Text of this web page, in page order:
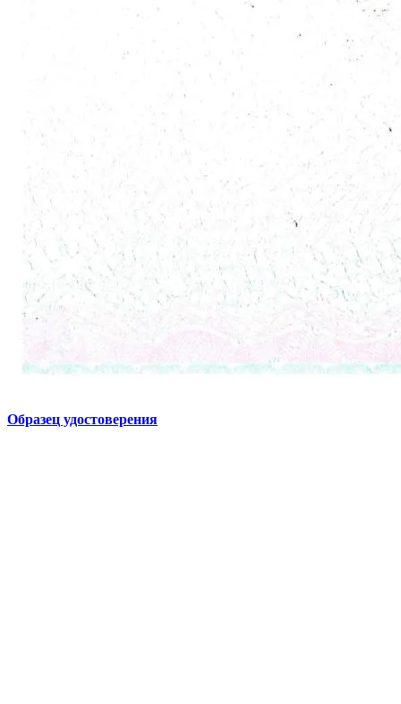
Образец удостоверения